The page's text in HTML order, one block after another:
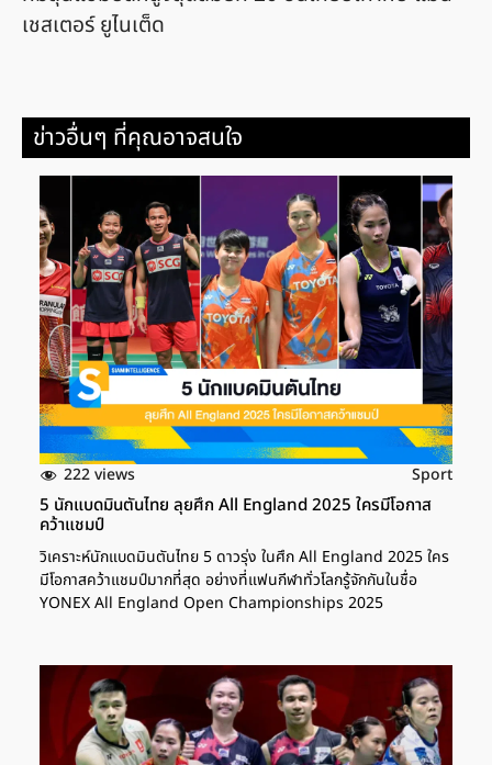
เชสเตอร์ ยูไนเต็ด
ข่าวอื่นๆ ที่คุณอาจสนใจ
222 views Sport
5 นักแบดมินตันไทย ลุยศึก All England 2025 ใครมีโอกาส
คว้าแชมป์
วิเคราะห์นักแบดมินตันไทย 5 ดาวรุ่ง ในศึก All England 2025 ใคร
มีโอกาสคว้าแชมป์มากที่สุด อย่างที่แฟนกีฬาทั่วโลกรู้จักกันในชื่อ
YONEX All England Open Championships 2025